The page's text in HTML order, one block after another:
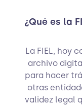
¿Qué es la
La FIEL, hoy
archivo
para hacer
otras
validez legal